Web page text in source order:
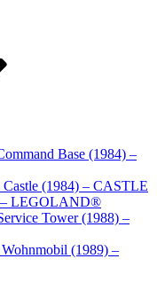
Base (1984) –
(1984) – CASTLE
– LEGOLAND®
Tower (1988) –
(1989) –